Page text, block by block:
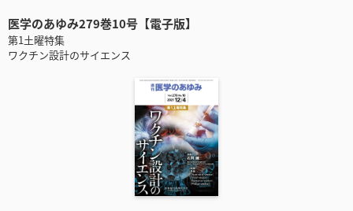
医学のあゆみ279巻10号【電子版】
第1土曜特集
ワクチン設計のサイエンス